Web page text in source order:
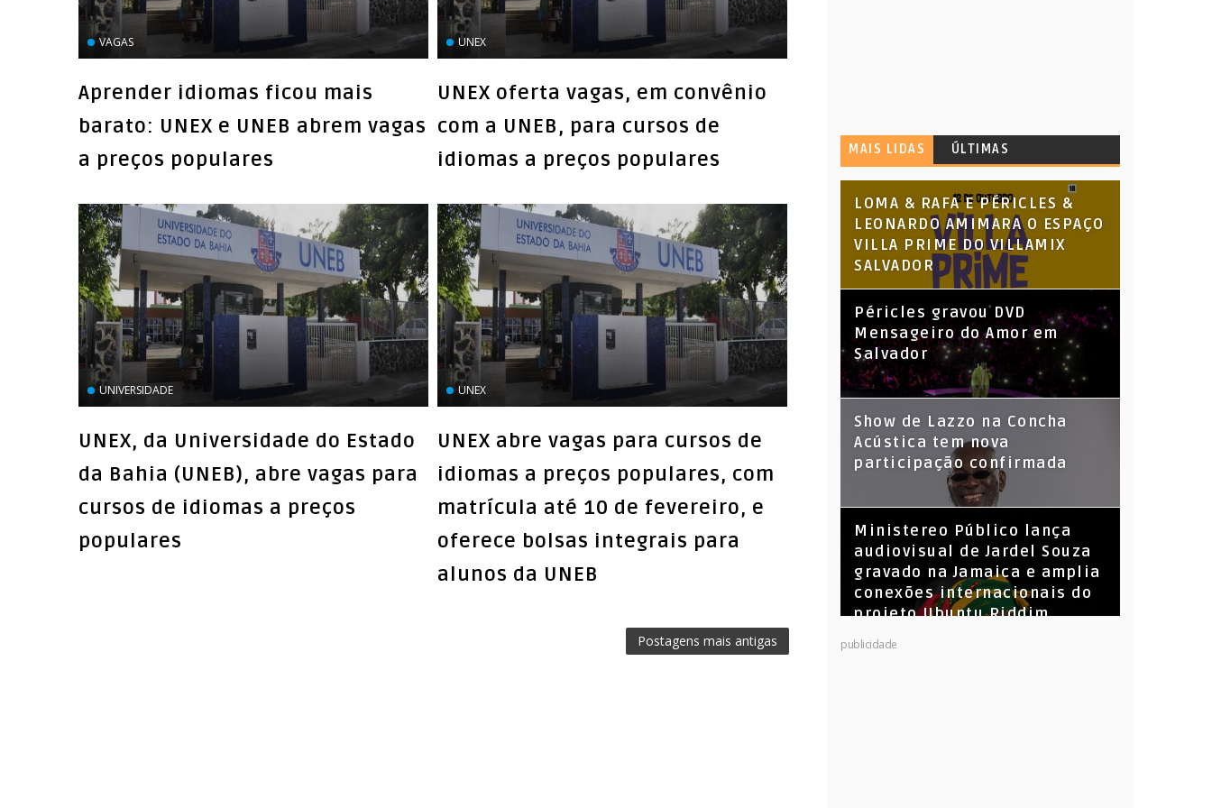
VAGAS
Aprender idiomas ficou mais
barato: UNEX e UNEB abrem vagas
a preços populares
UNEX
UNEX oferta vagas, em convênio
com a UNEB, para cursos de
idiomas a preços populares
UNIVERSIDADE
UNEX, da Universidade do Estado
da Bahia (UNEB), abre vagas para
cursos de idiomas a preços
populares
UNEX
UNEX abre vagas para cursos de
idiomas a preços populares, com
matrícula até 10 de fevereiro, e
oferece bolsas integrais para
alunos da UNEB
Postagens mais antigas
MAIS LIDAS ÚLTIMAS
LOMA & RAFA E PÉRICLES &
LEONARDO AMIMARA O ESPAÇO
VILLA PRIME DO VILLAMIX
SALVADOR
Péricles gravou DVD
Mensageiro do Amor em
Salvador
Show de Lazzo na Concha
Acústica tem nova
participação confirmada
​Ministereo Público lança
audiovisual de Jardel Souza
gravado na Jamaica e amplia
conexões internacionais do
projeto Ubuntu Riddim
KL Jay (Racionais MC’s), DJ
publicidade